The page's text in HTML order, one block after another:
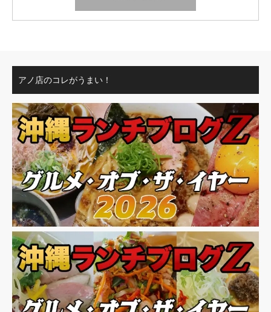
アノ店のコレがうまい！